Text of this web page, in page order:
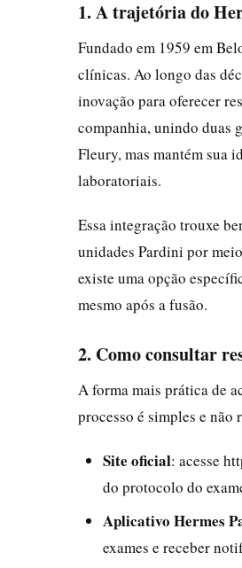
1. A trajetória do
Fundado em 1959 em
clínicas. Ao longo das
inovação para oferecer
companhia, unindo duas
Fleury, mas mantém sua
laboratoriais.
Essa integração trouxe
unidades Pardini por
existe uma opção
mesmo após a fusão.
2. Como consultar
A forma mais prática de
processo é simples e
Site oficial: acesse
do protocolo do
Aplicativo Hermes
exames e receber